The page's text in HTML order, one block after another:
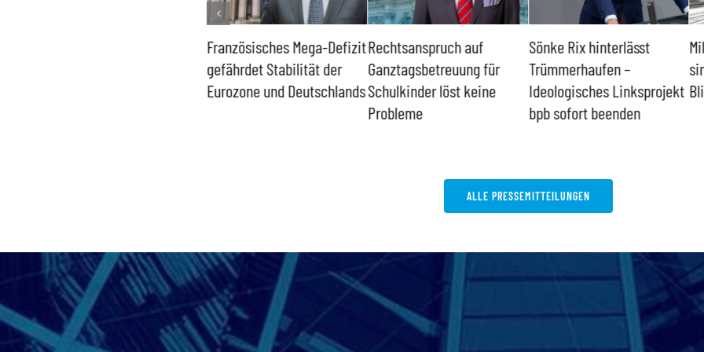
Französisches Mega-Defizit
gefährdet Stabilität der
Eurozone und Deutschlands
Rechtsanspruch auf
Ganztagsbetreuung für
Schulkinder löst keine
Probleme
Sönke Rix hinterlässt
Trümmerhaufen –
Ideologisches Linksprojekt
bpb sofort beenden
ALLE PRESSEMITTEILUNGEN